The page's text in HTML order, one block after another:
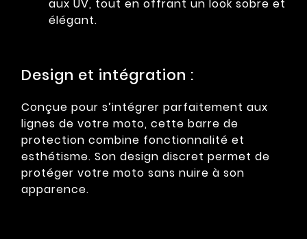
aux UV, tout en offrant un look sobre et
élégant.
Design et intégration :
Conçue pour s’intégrer parfaitement aux
lignes de votre moto, cette barre de
protection combine fonctionnalité et
esthétisme. Son design discret permet de
protéger votre moto sans nuire à son
apparence.